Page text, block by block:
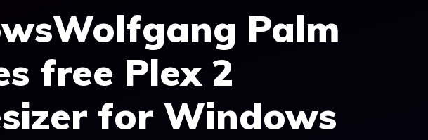
Palm
free Plex 2
for Windows